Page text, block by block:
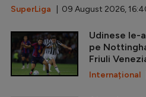
SuperLiga | 09 August 2026,
Udinese le-
pe
Friuli
Internațional